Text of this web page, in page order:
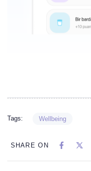
Tags: Wellbeing
SHARE ON